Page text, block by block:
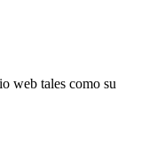
web tales como su